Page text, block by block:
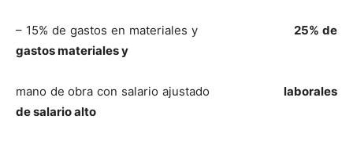
– 15% de gastos en materiales y 25% de
gastos materiales y
mano de obra con salario ajustado laborales
de salario alto